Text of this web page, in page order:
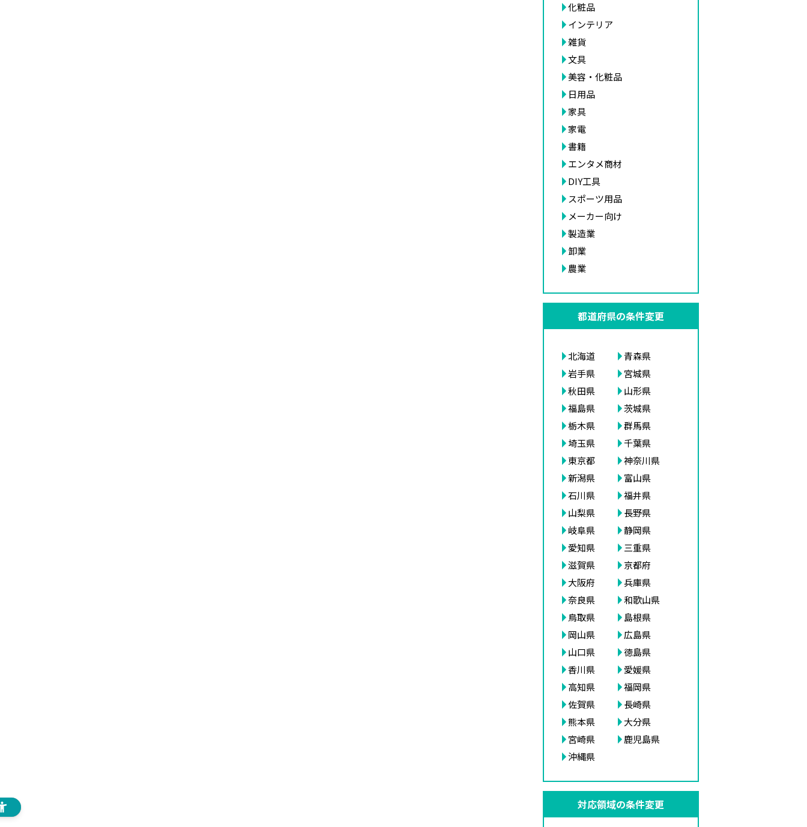
化粧品
インテリア
雑貨
文具
美容・化粧品
日用品
家具
家電
書籍
エンタメ商材
DIY工具
スポーツ用品
メーカー向け
製造業
卸業
農業
都道府県の条件変更
北海道
青森県
岩手県
宮城県
秋田県
山形県
福島県
茨城県
栃木県
群馬県
埼玉県
千葉県
東京都
神奈川県
新潟県
富山県
石川県
福井県
山梨県
長野県
岐阜県
静岡県
愛知県
三重県
滋賀県
京都府
大阪府
兵庫県
奈良県
和歌山県
鳥取県
島根県
岡山県
広島県
山口県
徳島県
香川県
愛媛県
高知県
福岡県
佐賀県
長崎県
熊本県
大分県
宮崎県
鹿児島県
沖縄県
対応領域の条件変更